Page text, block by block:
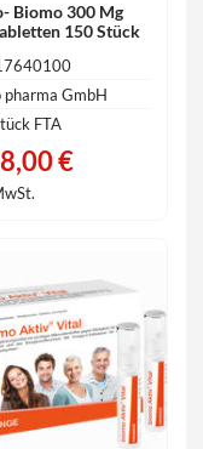
Biomo 300 Mg
150 Stück
pharma GmbH
FTA
€